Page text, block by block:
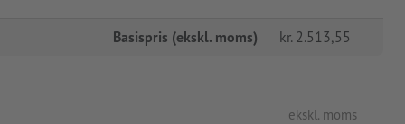
Basispris (ekskl. moms) kr. 2.513,55
ekskl. moms